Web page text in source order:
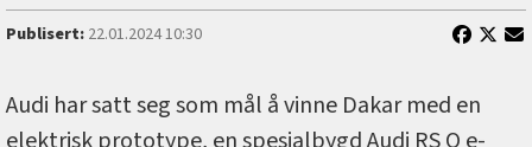
Publisert:22.01.2024 10:30
Audi har satt seg som mål å vinne Dakar med en